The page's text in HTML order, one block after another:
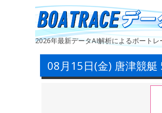
2026年最新データAI解析によるボートレ
08月15日(金) 唐津競艇